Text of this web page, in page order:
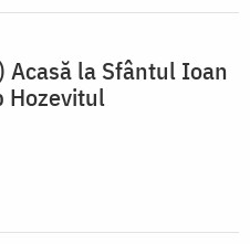
Acasă la Sfântul Ioan
Hozevitul